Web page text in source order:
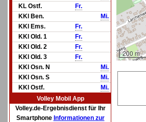
KL Ostf.
Fr.
KKl Ben.
Mi.
KKl Ems.
Fr.
KKl Old. 1
Fr.
KKl Old. 2
Fr.
KKl Old. 3
Fr.
KKl Osn. N
Mi.
KKl Osn. S
Mi.
KKl Ostf.
Mi.
Volley Mobil App
Volley.de-Ergebnisdienst für Ihr
Smartphone Informationen zur
200 m